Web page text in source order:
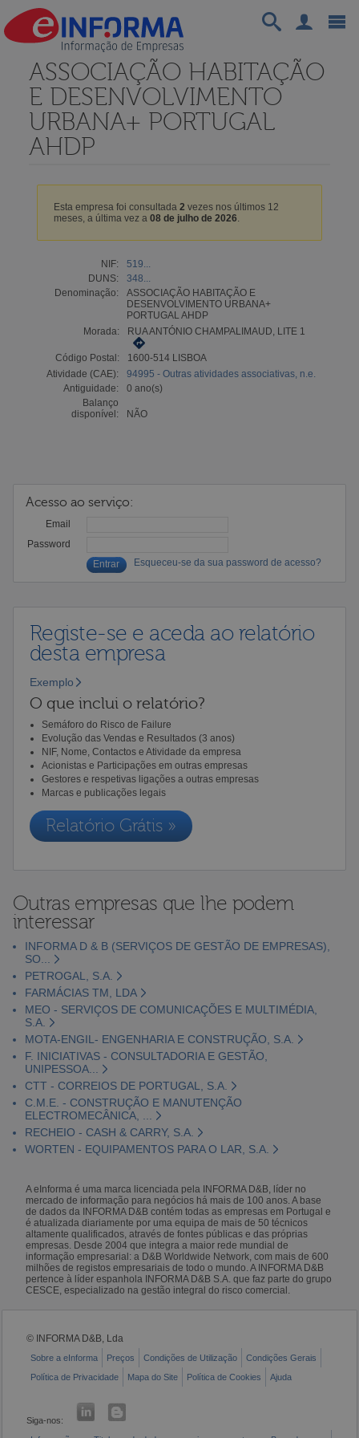
ASSOCIAÇÃO HABITAÇÃO
E DESENVOLVIMENTO
URBANA+ PORTUGAL
AHDP
Esta empresa foi consultada 2 vezes nos últimos 12
meses, a última vez a 08 de julho de 2026.
NIF:
519...
DUNS:
348...
Denominação:
ASSOCIAÇÃO HABITAÇÃO E
DESENVOLVIMENTO URBANA+
PORTUGAL AHDP
Morada:
RUA ANTÓNIO CHAMPALIMAUD, LITE 1
Código Postal:
1600-514 LISBOA
Atividade (CAE):
94995 - Outras atividades associativas, n.e.
Antiguidade:
0 ano(s)
Balanço
disponível:
NÃO
Acesso ao serviço:
Email
Password
Esqueceu-se da sua password de acesso?
Registe-se e aceda ao relatório
desta empresa
Exemplo
O que inclui o relatório?
Semáforo do Risco de Failure
Evolução das Vendas e Resultados (3 anos)
NIF, Nome, Contactos e Atividade da empresa
Acionistas e Participações em outras empresas
Gestores e respetivas ligações a outras empresas
Marcas e publicações legais
Relatório Grátis »
Outras empresas que lhe podem
interessar
INFORMA D & B (SERVIÇOS DE GESTÃO DE EMPRESAS),
SO...
PETROGAL, S.A.
FARMÁCIAS TM, LDA
MEO - SERVIÇOS DE COMUNICAÇÕES E MULTIMÉDIA,
S.A.
MOTA-ENGIL- ENGENHARIA E CONSTRUÇÃO, S.A.
F. INICIATIVAS - CONSULTADORIA E GESTÃO,
UNIPESSOA...
CTT - CORREIOS DE PORTUGAL, S.A.
C.M.E. - CONSTRUÇÃO E MANUTENÇÃO
ELECTROMECÂNICA, ...
RECHEIO - CASH & CARRY, S.A.
WORTEN - EQUIPAMENTOS PARA O LAR, S.A.
A eInforma é uma marca licenciada pela INFORMA D&B, líder no
mercado de informação para negócios há mais de 100 anos. A base
de dados da INFORMA D&B contém todas as empresas em Portugal e
é atualizada diariamente por uma equipa de mais de 50 técnicos
altamente qualificados, através de fontes públicas e das próprias
empresas. Desde 2004 que integra a maior rede mundial de
informação empresarial: a D&B Worldwide Network, com mais de 600
milhões de registos empresariais de todo o mundo. A INFORMA D&B
pertence à líder espanhola INFORMA D&B S.A. que faz parte do grupo
CESCE, especializado na gestão integral do risco comercial.
© INFORMA D&B, Lda
Sobre a eInforma Preços Condições de Utilização
Condições Gerais
Política de Privacidade
Mapa do Site Política de Cookies Ajuda
Siga-nos: